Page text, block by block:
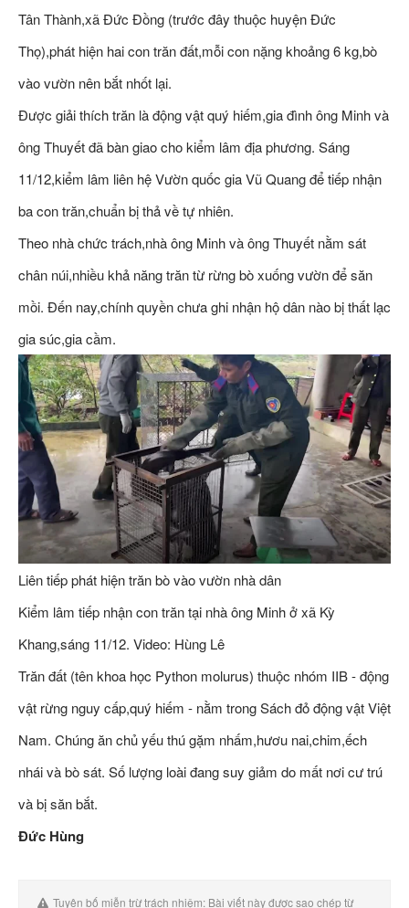
Tân Thành,xã Đức Đồng (trước đây thuộc huyện Đức
Thọ),phát hiện hai con trăn đất,mỗi con nặng khoảng 6 kg,bò
vào vườn nên bắt nhốt lại.
Được giải thích trăn là động vật quý hiếm,gia đình ông Minh và
ông Thuyết đã bàn giao cho kiểm lâm địa phương. Sáng
11/12,kiểm lâm liên hệ Vườn quốc gia Vũ Quang để tiếp nhận
ba con trăn,chuẩn bị thả về tự nhiên.
Theo nhà chức trách,nhà ông Minh và ông Thuyết nằm sát
chân núi,nhiều khả năng trăn từ rừng bò xuống vườn để săn
mồi. Đến nay,chính quyền chưa ghi nhận hộ dân nào bị thất lạc
gia súc,gia cầm.
Liên tiếp phát hiện trăn bò vào vườn nhà dân
Kiểm lâm tiếp nhận con trăn tại nhà ông Minh ở xã Kỳ
Khang,sáng 11/12. Video: Hùng Lê
Trăn đất (tên khoa học Python molurus) thuộc nhóm IIB - động
vật rừng nguy cấp,quý hiếm - nằm trong Sách đỏ động vật Việt
Nam. Chúng ăn chủ yếu thú gặm nhấm,hươu nai,chim,ếch
nhái và bò sát. Số lượng loài đang suy giảm do mất nơi cư trú
và bị săn bắt.
Đức Hùng
Tuyên bố miễn trừ trách nhiệm: Bài viết này được sao chép từ